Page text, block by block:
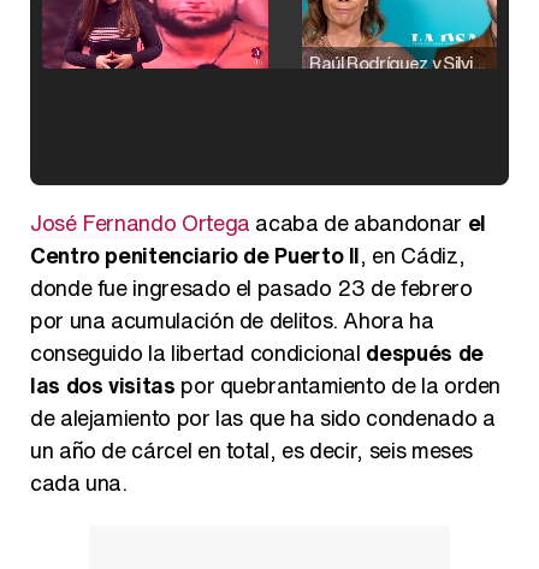
Raúl Rodríguez y Silvia Taulés nos cuentan su papel en 'La familia de la tele'
Carlota Corredera y Javier de Hoyos: "La tele tiene que representar al público también y aquí están todos los perfiles posibles&quo;
José Fernando Ortega acaba de abandonar el
Centro penitenciario de Puerto II, en Cádiz,
donde fue ingresado el pasado 23 de febrero
por una acumulación de delitos. Ahora ha
conseguido la libertad condicional después de
las dos visitas por quebrantamiento de la orden
de alejamiento por las que ha sido condenado a
un año de cárcel en total, es decir, seis meses
cada una.